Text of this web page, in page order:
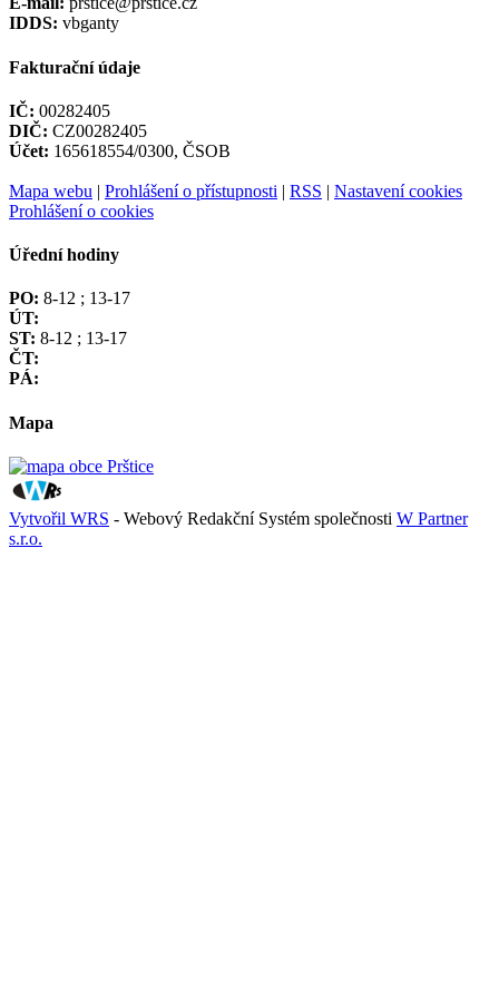
IDDS: vbganty
Fakturační údaje
IČ: 00282405
DIČ: CZ00282405
Účet: 165618554/0300, ČSOB
Mapa webu | Prohlášení o přístupnosti | RSS | Nastavení cookies
Prohlášení o cookies
Úřední hodiny
PO: 8-12 ; 13-17
ÚT:
ST: 8-12 ; 13-17
ČT:
PÁ:
Mapa
Vytvořil WRS - Webový Redakční Systém společnosti W Partner
s.r.o.